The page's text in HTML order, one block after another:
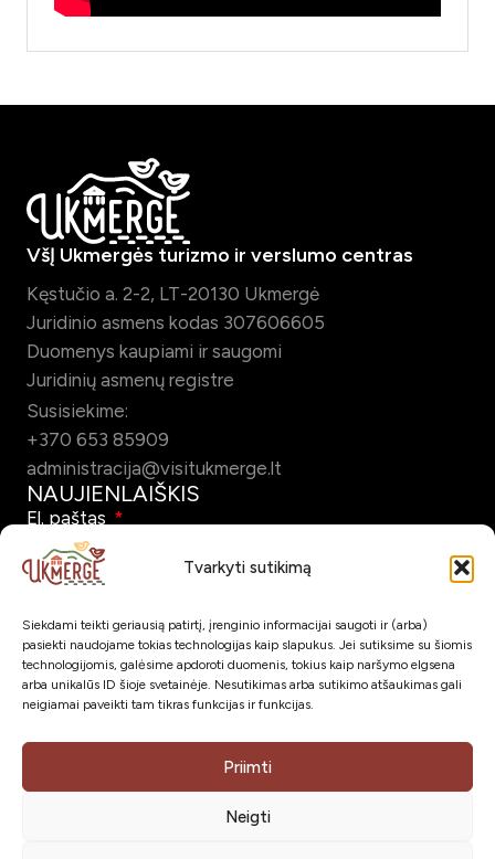
Tvarkyti sutikimą
Siekdami teikti geriausią patirtį, įrenginio informacijai saugoti ir (arba)
pasiekti naudojame tokias technologijas kaip slapukus. Jei sutiksime su šiomis
technologijomis, galėsime apdoroti duomenis, tokius kaip naršymo elgsena
arba unikalūs ID šioje svetainėje. Nesutikimas arba sutikimo atšaukimas gali
neigiamai paveikti tam tikras funkcijas ir funkcijas.
Priimti
Neigti
VšĮ Ukmergės turizmo ir verslumo centras
Kęstučio a. 2-2, LT-20130 Ukmergė
Juridinio asmens kodas 307606605
Duomenys kaupiami ir saugomi
Juridinių asmenų registre
Susisiekime:
+370 653 85909
administracija@visitukmerge.lt
NAUJIENLAIŠKIS
El. paštas
Pažymėdamas šį laukelį patvirtinu, kad sutinku gauti Ukmergės
turizmo naujienlaiškį el. paštu.
Prenumeruoti
SOC. TINKLAI